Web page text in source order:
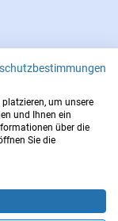
: 112
um unsere
und Ihnen ein
über die
Sie die